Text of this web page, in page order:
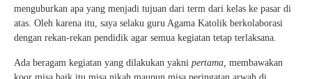
menguburkan apa yang menjadi tujuan dari term dari kelas ke pasar di
atas. Oleh karena itu, saya selaku guru Agama Katolik berkolaborasi
dengan rekan-rekan pendidik agar semua kegiatan tetap terlaksana.
Ada beragam kegiatan yang dilakukan yakni pertama, membawakan